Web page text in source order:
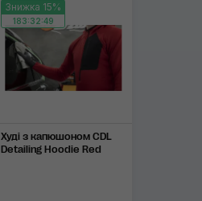
Знижка 15%
183:32:48
Худі з капюшоном CDL
Detailing Hoodie Red